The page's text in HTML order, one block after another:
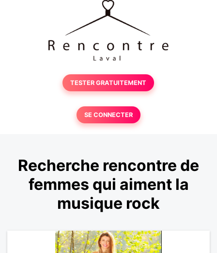
TESTER GRATUITEMENT
SE CONNECTER
Recherche rencontre de
femmes qui aiment la
musique rock